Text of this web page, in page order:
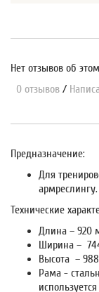
Нет отзывов об
0 отзывов /
Предназначение:
Для
армреслингу.
Технические
Длина – 920
Ширина –
Высота –
Рама -